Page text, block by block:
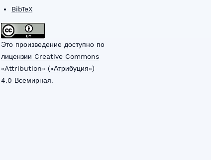
BibTeX
Это произведение доступно по
лицензии Creative Commons
«Attribution» («Атрибуция»)
4.0 Всемирная.